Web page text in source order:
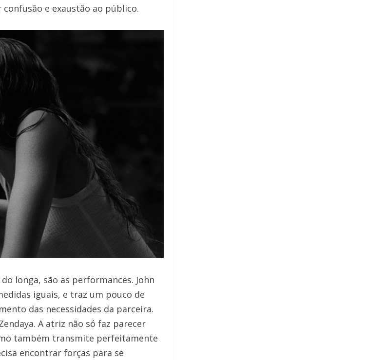
confusão e exaustão ao público.
longa, são as performances. John
iguais, e traz um pouco de
das necessidades da parceira.
A atriz não só faz parecer
também transmite perfeitamente
encontrar forças para se